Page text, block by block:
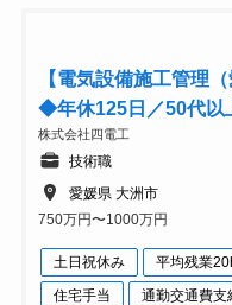
【電気設備施工管理
◆年休125日／50代以
株式会社四電工
技術職
愛媛県 大洲市
750万円〜1000万円
土日祝休み 平均残業
住宅手当
通勤交通費支